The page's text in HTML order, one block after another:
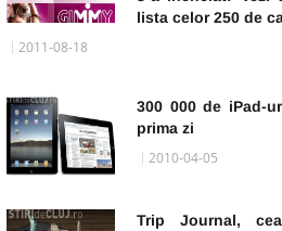
lista celor 250 de
2011-08-18
300 000 de iPad-
prima zi
2010-04-05
Trip Journal,